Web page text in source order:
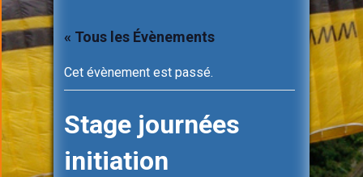
« Tous les Évènements
Cet évènement est passé.
Stage journées
initiation